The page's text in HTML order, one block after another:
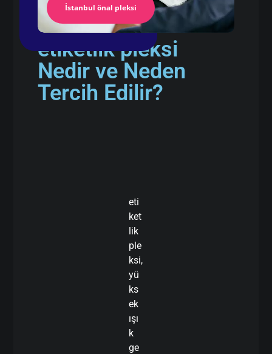
İstanbul önal pleksi
etiketlik pleksi
Nedir ve Neden
Tercih Edilir?
eti
ket
lik
ple
ksi,
yü
ks
ek
ışı
k
ge